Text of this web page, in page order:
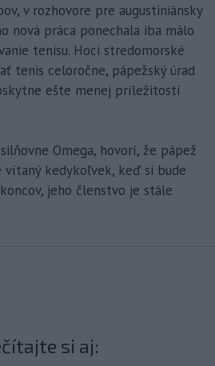
v rozhovore pre augustiniánsky
nová práca ponechala iba málo
tenisu. Hoci stredomorské
tenis celoročne, pápežský úrad
ešte menej príležitostí
Omega, hovorí, že pápež
vítaný kedykoľvek, keď si bude
jeho členstvo je stále
si aj: